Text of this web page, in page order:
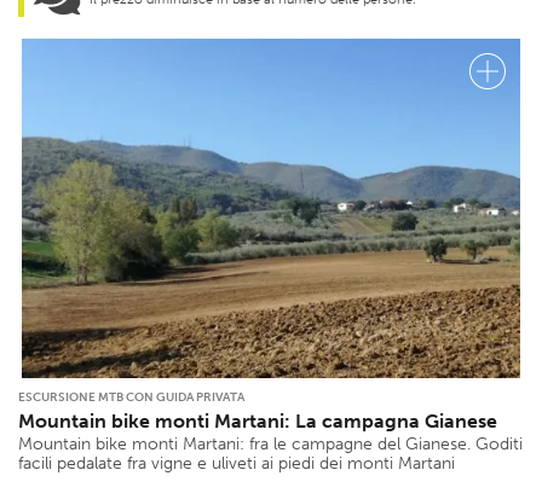
ESCURSIONE MTB CON GUIDA PRIVATA
Mountain bike monti Martani: La campagna Gianese
Mountain bike monti Martani: fra le campagne del Gianese. Goditi
facili pedalate fra vigne e uliveti ai piedi dei monti Martani